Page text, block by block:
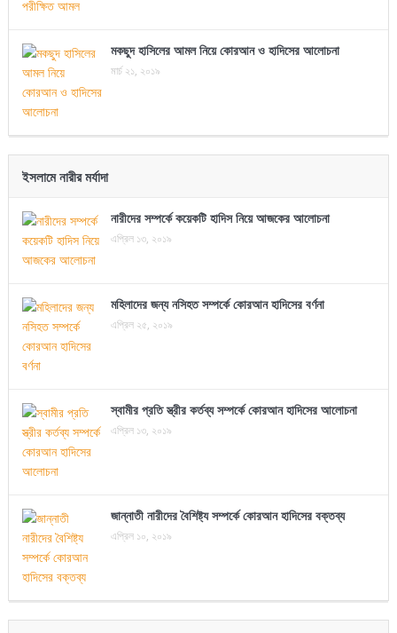
মকছুদ হাসিলের আমল নিয়ে কোরআন ও হাদিসের আলোচনা
মার্চ ২১, ২০১৯
ইসলামে নারীর মর্যাদা
নারীদের সম্পর্কে কয়েকটি হাদিস নিয়ে আজকের আলোচনা
এপ্রিল ১৩, ২০১৯
মহিলাদের জন্য নসিহত সম্পর্কে কোরআন হাদিসের বর্ণনা
এপ্রিল ২৫, ২০১৯
স্বামীর প্রতি স্ত্রীর কর্তব্য সম্পর্কে কোরআন হাদিসের আলোচনা
এপ্রিল ১৩, ২০১৯
জান্নাতী নারীদের বৈশিষ্ট্য সম্পর্কে কোরআন হাদিসের বক্তব্য
এপ্রিল ১০, ২০১৯